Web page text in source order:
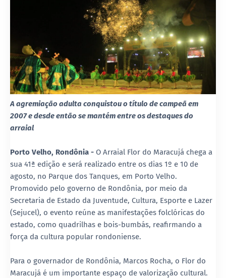
A agremiação adulta conquistou o título de campeã em
2007 e desde então se mantém entre os destaques do
arraial
Porto Velho, Rondônia - O Arraial Flor do Maracujá chega a
sua 41ª edição e será realizado entre os dias 1º e 10 de
agosto, no Parque dos Tanques, em Porto Velho.
Promovido pelo governo de Rondônia, por meio da
Secretaria de Estado da Juventude, Cultura, Esporte e Lazer
(Sejucel), o evento reúne as manifestações folclóricas do
estado, como quadrilhas e bois-bumbás, reafirmando a
força da cultura popular rondoniense.
Para o governador de Rondônia, Marcos Rocha, o Flor do
Maracujá é um importante espaço de valorização cultural.